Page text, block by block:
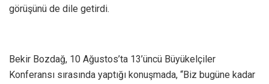
görüşünü de dile getirdi.
Bekir Bozdağ, 10 Ağustos’ta 13’üncü Büyükelçiler
Konferansı sırasında yaptığı konuşmada, “Biz bugüne kadar